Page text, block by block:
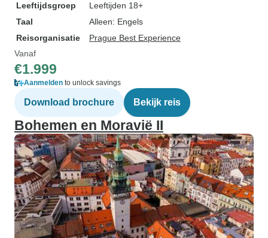
Leeftijdsgroep
Leeftijden 18+
Taal
Alleen: Engels
Reisorganisatie
Prague Best Experience
Vanaf
€1.999
Aanmelden to unlock savings
Download brochure Bekijk reis
Bohemen en Moravië II